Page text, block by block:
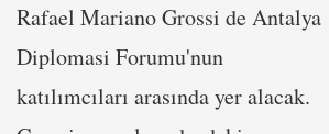
Rafael Mariano Grossi de Antalya
Diplomasi Forumu'nun
katılımcıları arasında yer alacak.